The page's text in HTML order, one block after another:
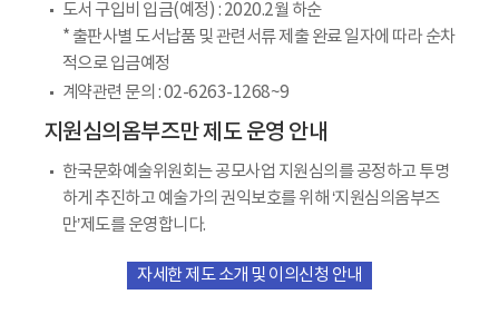
도서 구입비 입금(예정) : 2020.2월 하순
* 출판사별 도서납품 및 관련서류 제출 완료 일자에 따라 순차
적으로 입금예정
계약관련 문의 : 02-6263-1268~9
지원심의옴부즈만 제도 운영 안내
한국문화예술위원회는 공모사업 지원심의를 공정하고 투명
하게 추진하고 예술가의 권익보호를 위해 ‘지원심의옴부즈
만’제도를 운영합니다.
자세한 제도 소개 및 이의신청 안내